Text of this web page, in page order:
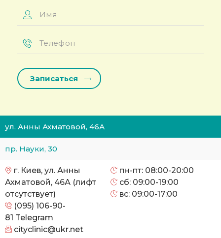
Имя
Телефон
ул. Анны Ахматовой, 46А
г. Киев, ул. Анны
Ахматовой, 46А (лифт
отсутствует)
(095) 106-90-
81 Telegram
cityclinic@ukr.net
пн-пт: 08:00-20:00
сб: 09:00-19:00
вс: 09:00-17:00
пр. Науки, 30